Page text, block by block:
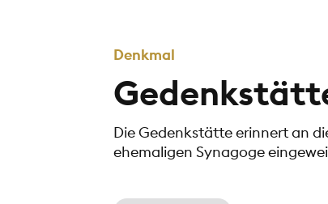
Denkmal
Die Gedenkstätte erinnert an
ehemaligen Synagoge